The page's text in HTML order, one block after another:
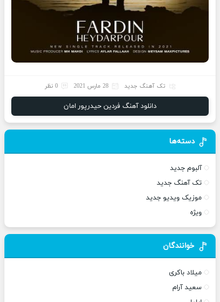
تک آهنگ جدید 28 مارس 2021 0 نظر
دانلود آهنگ فردین حیدرپور امان
دسته‌ها
آلبوم جدید
تک آهنگ جدید
موزیک ویدیو جدید
ویژه
خوانندگان
میلاد باکری
سعید آرام